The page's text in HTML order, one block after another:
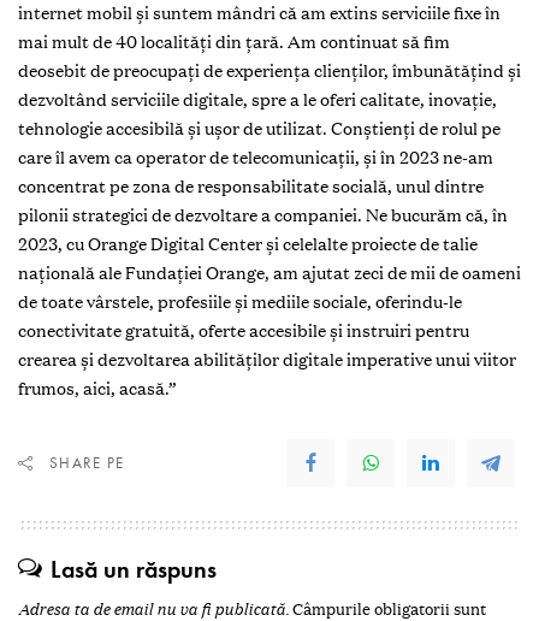
internet mobil și suntem mândri că am extins serviciile fixe în
mai mult de 40 localități din țară. Am continuat să fim
deosebit de preocupați de experiența clienților, îmbunătățind și
dezvoltând serviciile digitale, spre a le oferi calitate, inovație,
tehnologie accesibilă și ușor de utilizat. Conștienți de rolul pe
care îl avem ca operator de telecomunicații, și în 2023 ne-am
concentrat pe zona de responsabilitate socială, unul dintre
pilonii strategici de dezvoltare a companiei. Ne bucurăm că, în
2023, cu Orange Digital Center și celelalte proiecte de talie
naţională ale Fundaţiei Orange, am ajutat zeci de mii de oameni
de toate vârstele, profesiile şi mediile sociale, oferindu-le
conectivitate gratuită, oferte accesibile şi instruiri pentru
crearea şi dezvoltarea abilităţilor digitale imperative unui viitor
frumos, aici, acasă.”
SHARE PE
Lasă un răspuns
Adresa ta de email nu va fi publicată.Câmpurile obligatorii sunt